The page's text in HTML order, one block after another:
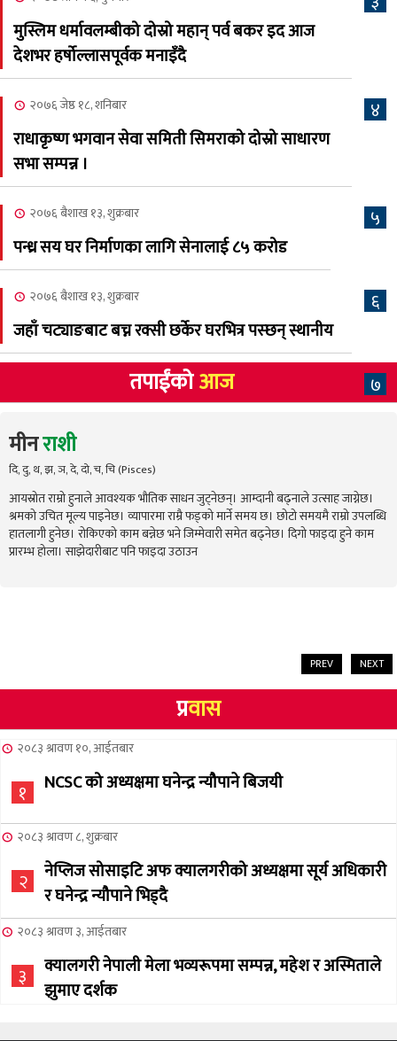
२०८३ श्रावण २, शनिबार
८
क्यालगरी नेपाली मेलाको
अस्मिताको बेजोड प्रस्तुती रहने
मुस्लिम धर्मावलम्बीको दोस्रो महान् पर्व बकर इद आज
देशभर हर्षोल्लासपूर्वक मनाइँदै
४
२०७६ जेष्ठ १८, शनिबार
राधाकृष्ण भगवान सेवा समिती सिमराको दोस्रो साधारण
सभा सम्पन्न ।
५
२०७६ बैशाख १३, शुक्रबार
पन्ध्र सय घर निर्माणका लागि सेनालाई ८५ करोड
६
२०७६ बैशाख १३, शुक्रबार
जहाँ चट्याङबाट बच्न रक्सी छर्केर घरभित्र पस्छन् स्थानीय
७
तपाईंकोआज
मीनराशी
दि, दु, थ, झ, ञ, दे, दो, च, चि (Pisces)
आयस्रोत राम्रो हुनाले आवश्यक भौतिक साधन जुट्नेछन्। आम्दानी बढ्नाले उत्साह जाग्नेछ।
श्रमको उचित मूल्य पाइनेछ। व्यापारमा राम्रै फड्को मार्ने समय छ। छोटो समयमै राम्रो उपलब्धि
हातलागी हुनेछ। रोकिएको काम बन्नेछ भने जिम्मेवारी समेत बढ्नेछ। दिगो फाइदा हुने काम
प्रारम्भ होला। साझेदारीबाट पनि फाइदा उठाउन
PREV NEXT
प्रवास
२०८३ श्रावण १०, आईतबार
१ NCSC को अध्यक्षमा घनेन्द्र न्यौपाने बिजयी
२०८३ श्रावण ८, शुक्रबार
२
नेप्लिज सोसाइटि अफ क्यालगरीको अध्यक्षमा सूर्य अधिकारी
र घनेन्द्र न्यौपाने भिड्दै
२०८३ श्रावण ३, आईतबार
३
क्यालगरी नेपाली मेला भव्यरूपमा सम्पन्न, महेश र अस्मिताले
झुमाए दर्शक